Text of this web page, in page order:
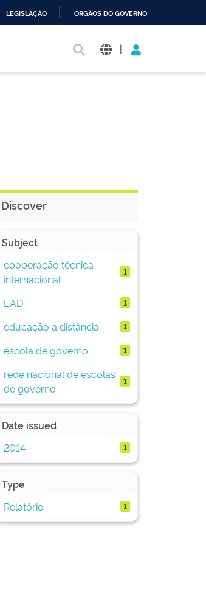
LEGISLAÇÃO ÓRGÃOS DO GOVERNO
|
Discover
Subject
cooperação técnica
internacional
1
EAD 1
educação a distância 1
escola de governo 1
rede nacional de escolas
de governo
1
Date issued
2014
1
Type
Relatório
1